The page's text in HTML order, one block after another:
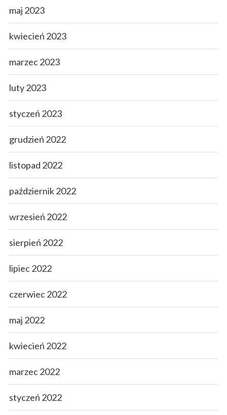
maj 2023
kwiecień 2023
marzec 2023
luty 2023
styczeń 2023
grudzień 2022
listopad 2022
październik 2022
wrzesień 2022
sierpień 2022
lipiec 2022
czerwiec 2022
maj 2022
kwiecień 2022
marzec 2022
styczeń 2022